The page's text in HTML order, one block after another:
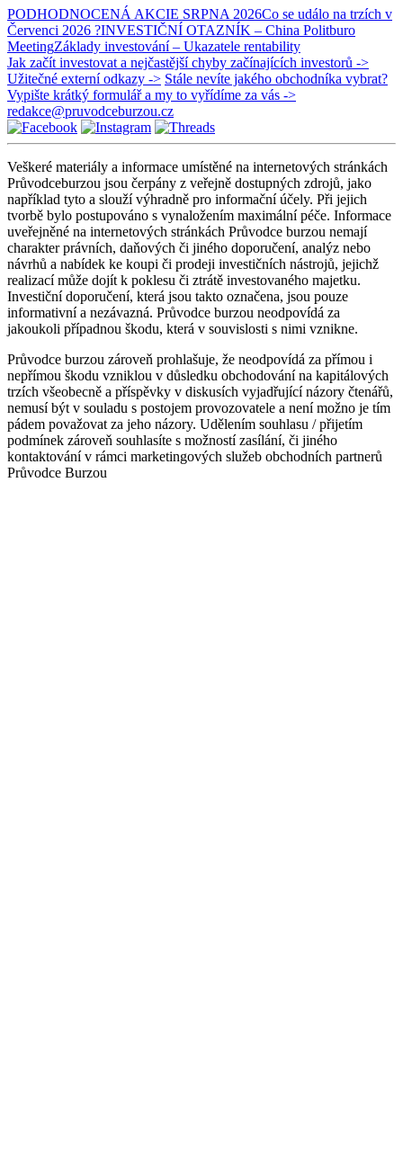
PODHODNOCENÁ AKCIE SRPNA 2026Co se událo na trzích v
Červenci 2026 ?INVESTIČNÍ OTAZNÍK – China Politburo
MeetingZáklady investování – Ukazatele rentability
Jak začít investovat a nejčastější chyby začínajících investorů ->
Užitečné externí odkazy -> Stále nevíte jakého obchodníka vybrat?
Vypište krátký formulář a my to vyřídíme za vás ->
redakce@pruvodceburzou.cz
Veškeré materiály a informace umístěné na internetových stránkách
Průvodceburzou jsou čerpány z veřejně dostupných zdrojů, jako
například tyto a slouží výhradně pro informační účely. Při jejich
tvorbě bylo postupováno s vynaložením maximální péče. Informace
uveřejněné na internetových stránkách Průvodce burzou nemají
charakter právních, daňových či jiného doporučení, analýz nebo
návrhů a nabídek ke koupi či prodeji investičních nástrojů, jejichž
realizací může dojít k poklesu či ztrátě investovaného majetku.
Investiční doporučení, která jsou takto označena, jsou pouze
informativní a nezávazná. Průvodce burzou neodpovídá za
jakoukoli případnou škodu, která v souvislosti s nimi vznikne.
Průvodce burzou zároveň prohlašuje, že neodpovídá za přímou i
nepřímou škodu vzniklou v důsledku obchodování na kapitálových
trzích všeobecně a příspěvky v diskusích vyjadřující názory čtenářů,
nemusí být v souladu s postojem provozovatele a není možno je tím
pádem považovat za jeho názory. Udělením souhlasu / přijetím
podmínek zároveň souhlasíte s možností zasílání, či jiného
kontaktování v rámci marketingových služeb obchodních partnerů
Průvodce Burzou